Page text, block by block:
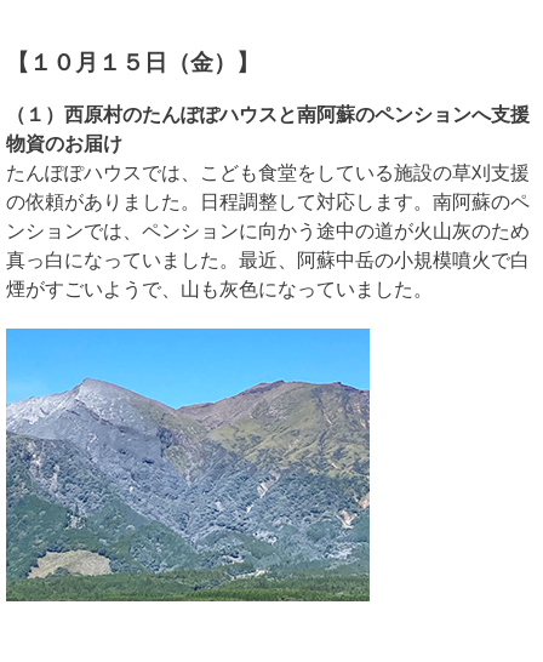
【１０月１５日（金）】
（１）西原村のたんぽぽハウスと南阿蘇のペンションへ支援
物資のお届け
たんぽぽハウスでは、こども食堂をしている施設の草刈支援
の依頼がありました。日程調整して対応します。南阿蘇のペ
ンションでは、ペンションに向かう途中の道が火山灰のため
真っ白になっていました。最近、阿蘇中岳の小規模噴火で白
煙がすごいようで、山も灰色になっていました。